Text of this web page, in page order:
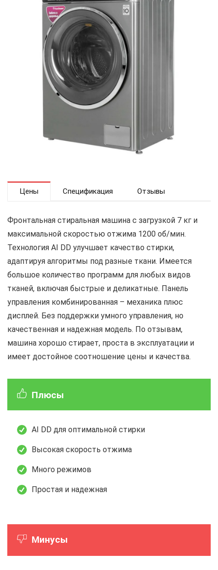
Цены Спецификация Отзывы
Фронтальная стиральная машина с загрузкой 7 кг и
максимальной скоростью отжима 1200 об/мин.
Технология AI DD улучшает качество стирки,
адаптируя алгоритмы под разные ткани. Имеется
большое количество программ для любых видов
тканей, включая быстрые и деликатные. Панель
управления комбинированная – механика плюс
дисплей. Без поддержки умного управления, но
качественная и надежная модель. По отзывам,
машина хорошо стирает, проста в эксплуатации и
имеет достойное соотношение цены и качества.
Плюсы
AI DD для оптимальной стирки
Высокая скорость отжима
Много режимов
Простая и надежная
Минусы